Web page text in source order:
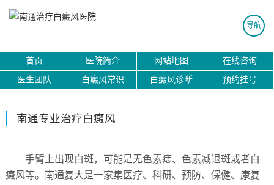
导航
首页 医院简介 网站地图 在线咨询
医生团队 白癜风常识 白癜风诊断 预约挂号
南通专业治疗白癜风
手臂上出现白斑，可能是无色素痣、色素减退斑或者白
癜风等。南通复大是一家集医疗、科研、预防、保健、康复